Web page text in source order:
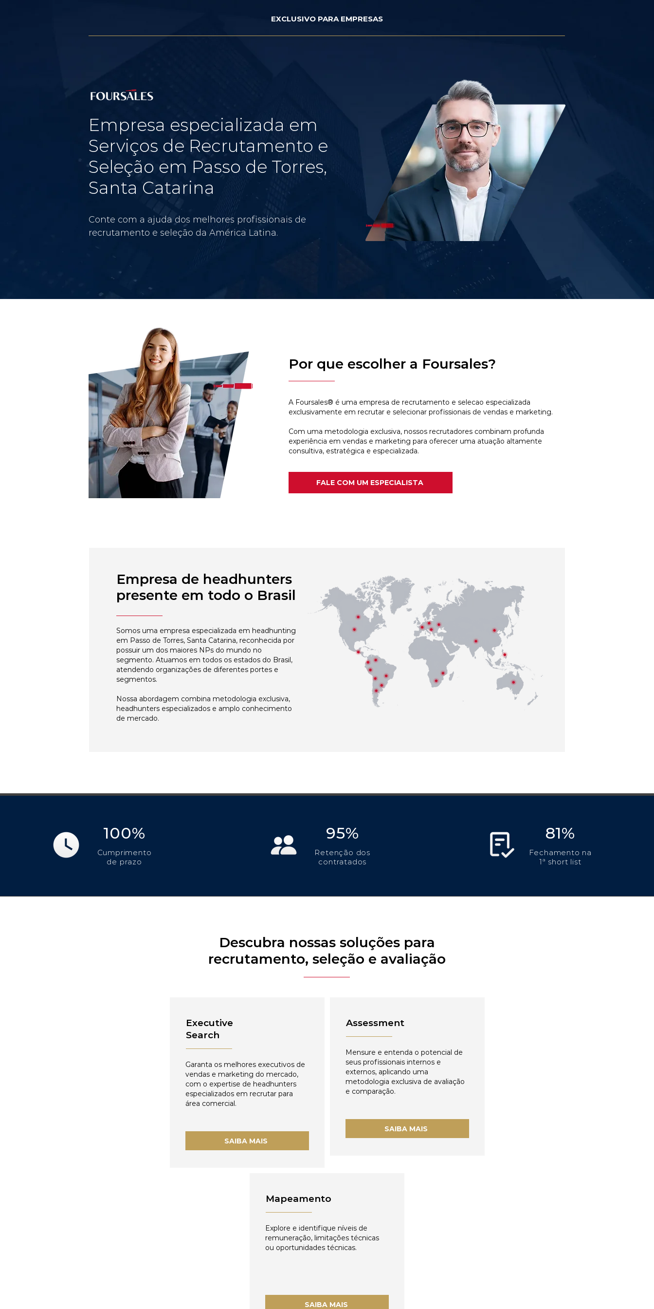
EXCLUSIVO PARA EMPRESAS
Empresa especializada em
Serviços de Recrutamento e
Seleção em Passo de Torres,
Santa Catarina
Conte com a ajuda dos melhores profissionais de
recrutamento e seleção da América Latina.
Por que escolher a Foursales?
A Foursales® é uma empresa de recrutamento e selecao especializada
exclusivamente em recrutar e selecionar profissionais de vendas e marketing.
Com uma metodologia exclusiva, nossos recrutadores combinam profunda
experiência em vendas e marketing para oferecer uma atuação altamente
consultiva, estratégica e especializada.
FALE COM UM ESPECIALISTA
Empresa de headhunters
presente em todo o Brasil
Somos uma empresa especializada em headhunting
em Passo de Torres, Santa Catarina, reconhecida por
possuir um dos maiores NPs do mundo no
segmento. Atuamos em todos os estados do Brasil,
atendendo organizações de diferentes portes e
segmentos.
Nossa abordagem combina metodologia exclusiva,
headhunters especializados e amplo conhecimento
de mercado.
100%
Cumprimento
de prazo
95%
Retenção dos
contratados
81%
Fechamento na
1ª short list
Descubra nossas soluções para
recrutamento, seleção e avaliação
Executive
Search
Garanta os melhores executivos de
vendas e marketing do mercado,
com o expertise de headhunters
especializados em recrutar para
área comercial.
SAIBA MAIS
Assessment
Mensure e entenda o potencial de
seus profissionais internos e
externos, aplicando uma
metodologia exclusiva de avaliação
e comparação.
SAIBA MAIS
Mapeamento
Explore e identifique níveis de
remuneração, limitações técnicas
ou oportunidades técnicas.
SAIBA MAIS